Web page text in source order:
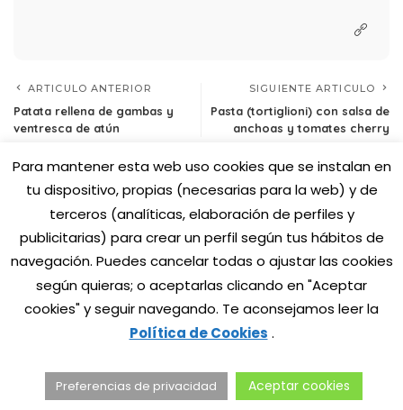
ARTICULO ANTERIOR
Patata rellena de gambas y
ventresca de atún
SIGUIENTE ARTICULO
Pasta (tortiglioni) con salsa de
anchoas y tomates cherry
© 2025 LaCalidadDelNorte.com - MahatsHerri La Calidad del
Norte S.L.
Para mantener esta web uso cookies que se instalan en
tu dispositivo, propias (necesarias para la web) y de
terceros (analíticas, elaboración de perfiles y
publicitarias) para crear un perfil según tus hábitos de
navegación. Puedes cancelar todas o ajustar las cookies
según quieras; o aceptarlas clicando en "Aceptar
cookies" y seguir navegando. Te aconsejamos leer la
Política de Cookies .
Preferencias de privacidad Aceptar cookies